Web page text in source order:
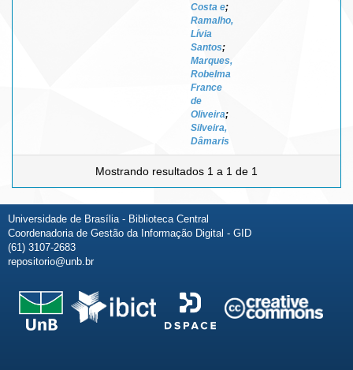
Costa e;
Ramalho,
Lívia
Santos;
Marques,
Robelma
France
de
Oliveira;
Silveira,
Dâmaris
Mostrando resultados 1 a 1 de 1
Universidade de Brasília - Biblioteca Central
Coordenadoria de Gestão da Informação Digital - GID
(61) 3107-2683
repositorio@unb.br